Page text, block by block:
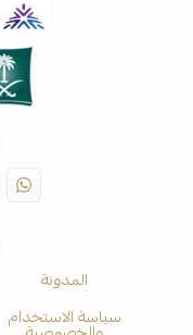
المدونة
سياسة الاستخدام